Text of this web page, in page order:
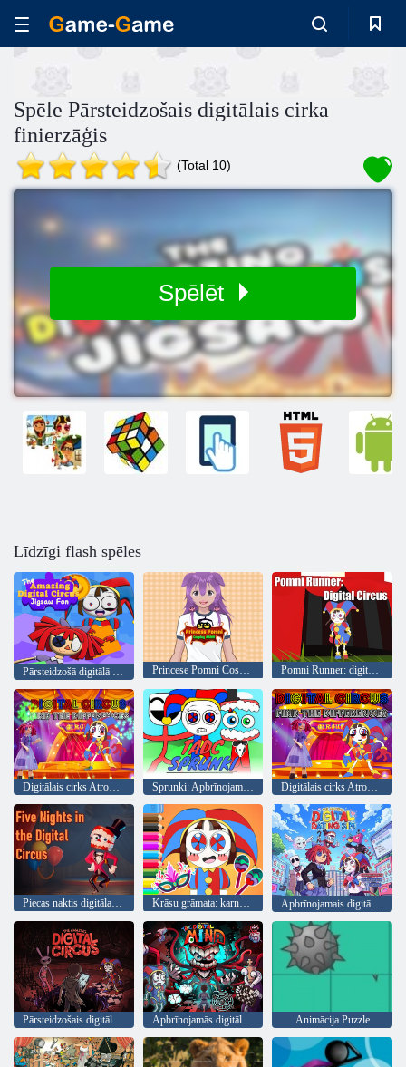
Spēle Pārsteidzošais digitālais cirka
finierzāģis
(Total 10)
Spēlēt
Līdzīgi flash spēles
Pārsteidzošā digitālā cirka finierzāģa izklaide Princese Pomni Cosplay ASMR Pomni Runner: digitālais cirks
Digitālais cirks Atrodiet atšķirības Sprunki: Apbrīnojamais digitālais cirks Digitālais cirks Atrodiet atšķirības
Krāsu grāmata: karnevāls Apbrīnojamais digitālo iepazīšanās sims
Apbrīnojamās digitālā cirka prāta spēles Animācija Puzzle